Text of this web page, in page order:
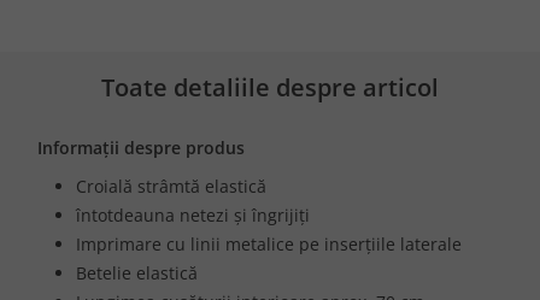
Toate detaliile despre articol
Informații despre produs
Croială strâmtă elastică
întotdeauna netezi și îngrijiți
Imprimare cu linii metalice pe inserțiile laterale
Betelie elastică